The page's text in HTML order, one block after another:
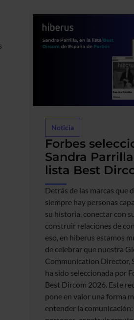
Forbes
Sandra
lista Best
Noticia
Detrás de las marcas que
siempre hay personas
su historia, conectar con
construir relaciones de
eso, en hiberus estamos
de celebrar que nuestra
Communication Director,
ha sido seleccionada por
Best Dircom 2026. Este
pone en valor una forma
entender la